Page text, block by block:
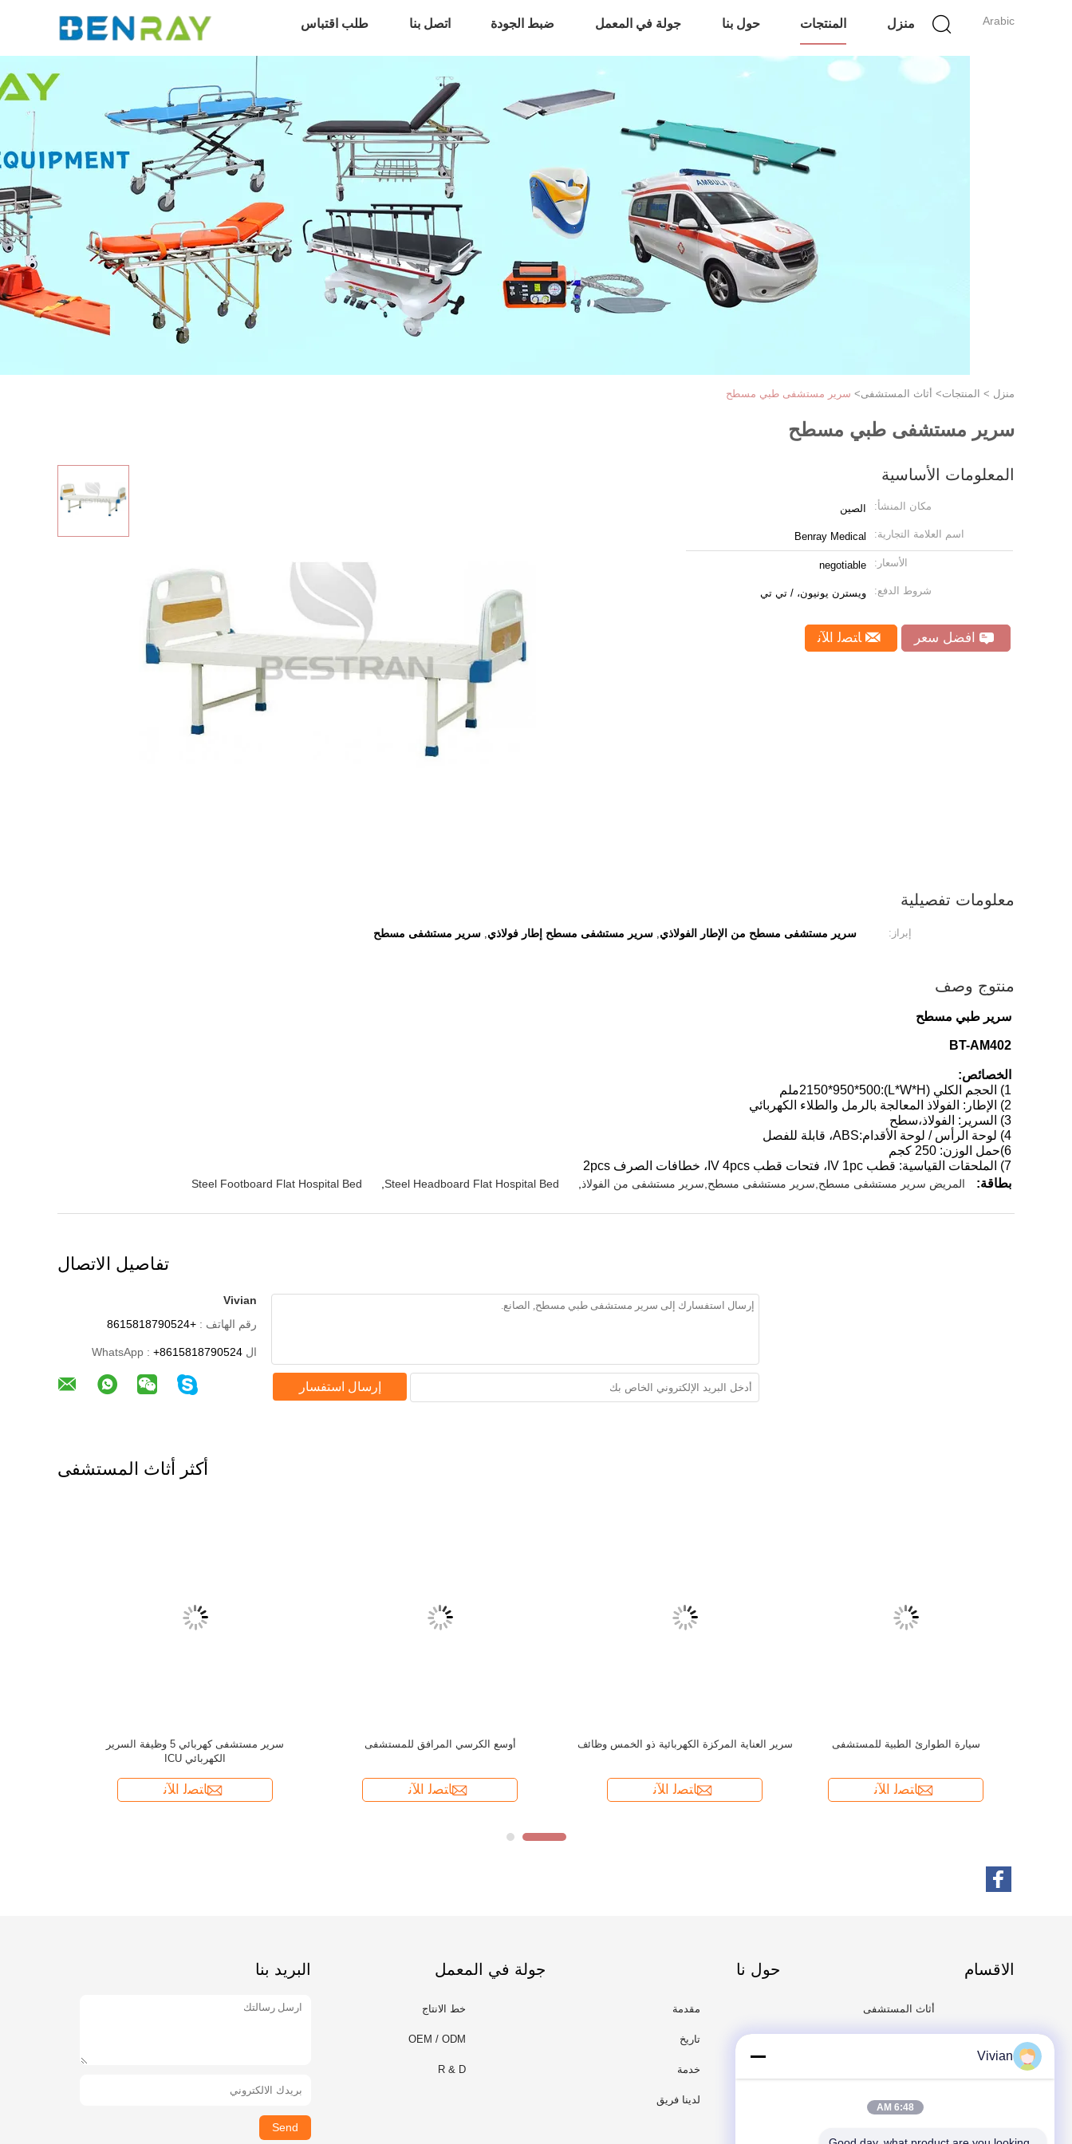
Arabic منزل المنتجات حول بنا جولة في المعمل ضبط الجودة اتصل بنا طلب اقتباس
منزل > المنتجات> أثاث المستشفى> سرير مستشفى طبي مسطح
سرير مستشفى طبي مسطح
المعلومات الأساسية
مكان المنشأ: الصين
اسم العلامة التجارية: Benray Medical
الأسعار: negotiable
شروط الدفع: ويسترن يونيون، / تي تي
افضل سعر ﺎﺘﺼﻟ ﺍﻶﻧ
معلومات تفصيلية
إبراز: سرير مستشفى مسطح من الإطار الفولاذي, سرير مستشفى مسطح إطار فولاذي, سرير مستشفى مسطح
منتوج وصف
سرير طبي مسطح
BT-AM402
الخصائص:
1) الحجم الكلي (L*W*H):2150*950*500ملم
2) الإطار: الفولاذ المعالجة بالرمل والطلاء الكهربائي
3) السرير: الفولاذ،سطح
4) لوحة الرأس / لوحة الأقدام:ABS، قابلة للفصل
6)حمل الوزن: 250 كجم
7) الملحقات القياسية: قطب IV 1pc، فتحات قطب IV 4pcs، خطافات الصرف 2pcs
بطاقة:
المريض سرير مستشفى مسطح,سرير مستشفى مسطح,سرير مستشفى من الفولاذ Steel Headboard Flat Hospital Bed
Steel Footboard Flat Hospital Bed
تفاصيل الاتصال
Vivian
رقم الهاتف : +8615818790524
ال WhatsApp : +8615818790524
إرسال استفسار
أكثر أثاث المستشفى
سيارة الطوارئ الطبية
الاقسام
أثاث المستشفى
علم النساء التوليد
حول نا
مقدمة
تاريخ
خدمة
لدينا فريق
جولة في المعمل
خط الانتاج
OEM / ODM
R & D
البريد بنا
Send
Vivian
6:48 AM